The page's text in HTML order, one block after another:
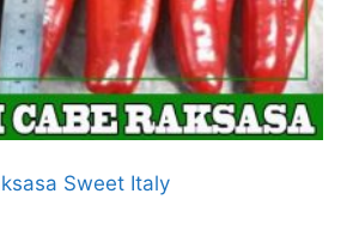
Sweet Italy